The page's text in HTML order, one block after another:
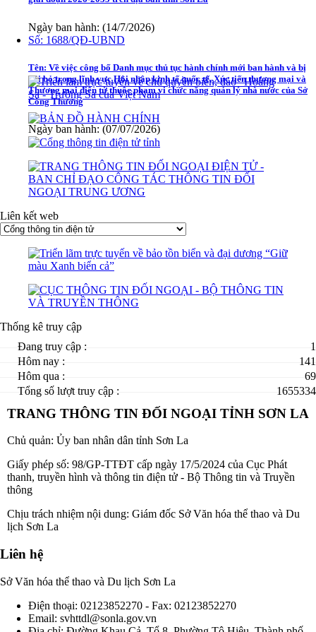
Ngày ban hành: (14/7/2026)
Số: 1688/QĐ-UBND
Tên: Về việc công bố Danh mục thủ tục hành chính mới ban hành và bị
bãi bỏ trong lĩnh vực Hội nhập kinh tế quốc tế, Xúc tiến thương mại và
Thương mại điện tử thuộc phạm vi chức năng quản lý nhà nước của Sở
Công Thương
Ngày ban hành: (07/07/2026)
Liên kết web
Thống kê truy cập
Đang truy cập :
1
Hôm nay :
141
Hôm qua :
69
Tổng số lượt truy cập :
1655334
TRANG THÔNG TIN ĐỐI NGOẠI TỈNH SƠN LA
Chủ quản: Ủy ban nhân dân tỉnh Sơn La
Giấy phép số: 98/GP-TTĐT cấp ngày 17/5/2024 của Cục Phát
thanh, truyền hình và thông tin điện tử - Bộ Thông tin và Truyền
thông
Chịu trách nhiệm nội dung: Giám đốc Sở Văn hóa thể thao và Du
lịch Sơn La
Liên hệ
Sở Văn hóa thể thao và Du lịch Sơn La
Điện thoại: 02123852270 - Fax: 02123852270
Email: svhttdl@sonla.gov.vn